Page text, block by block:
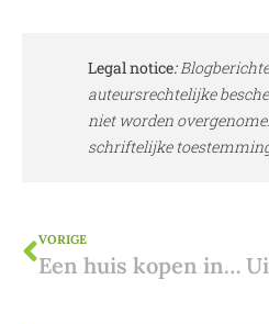
Legal notice:
auteursrechtelijke
niet worden
schriftelijke
VORIGE
Een huis kopen in Spanje: waar op letten?